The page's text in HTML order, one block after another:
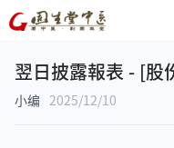
翌日披露報表 - [股
小编 2025/12/10